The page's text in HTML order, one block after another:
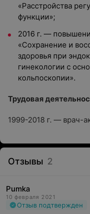
«Расстройства
функции»;
2016 г. —
«Сохранение и
здоровья при
гинекологии с
кольпоскопии».
Трудовая
1999-2018 г. — врач-
Отзывы 2
Pumka
10 февраля 2021
Отзыв подтвержден